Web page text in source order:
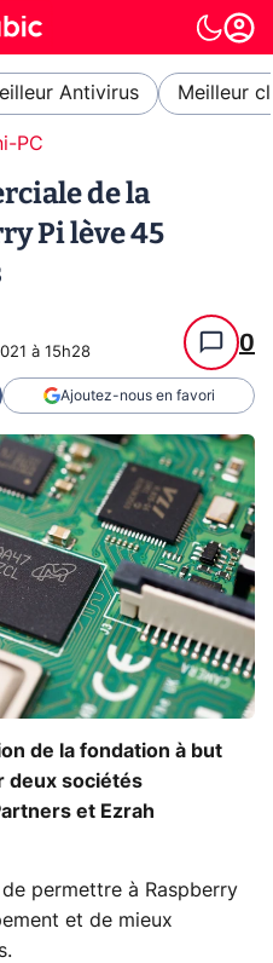
Antivirus Meilleur
PC
de la
Pi lève 45
à 15h28 0
Ajoutez-nous en favori
de la fondation à but
deux sociétés
et Ezrah
permettre à Raspberry
et de mieux